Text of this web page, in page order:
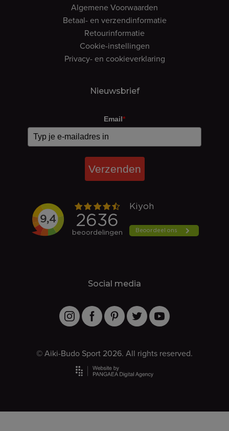
Algemene Voorwaarden
Betaal- en verzendinformatie
Retourinformatie
Cookie-instellingen
Privacy- en cookieverklaring
Nieuwsbrief
Email*
Verzenden
Social media
© Aiki-Budo Sport 2026. All rights reserved.